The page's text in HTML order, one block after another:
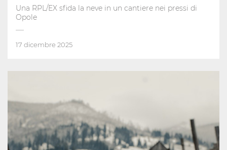
Una RPL/EX sfida la neve in un cantiere nei pressi di
Opole
17 dicembre 2025